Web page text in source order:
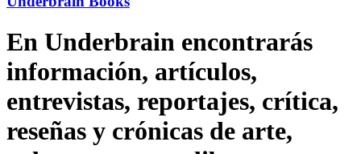
En Underbrain encontrarás
información, artículos,
entrevistas, reportajes, crítica,
reseñas y crónicas de arte,